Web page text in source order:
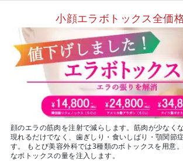
小顔エラボトックス全価
顔のエラの筋肉を注射で減らします。筋肉が少なく
現れるだけでなく、歯ぎしり・食いしばり・顎関節
す。 もとび美容外科では3種類のボトックスを用意
なボトックスの量を注入します。